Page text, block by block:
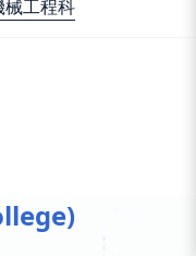
械工程科